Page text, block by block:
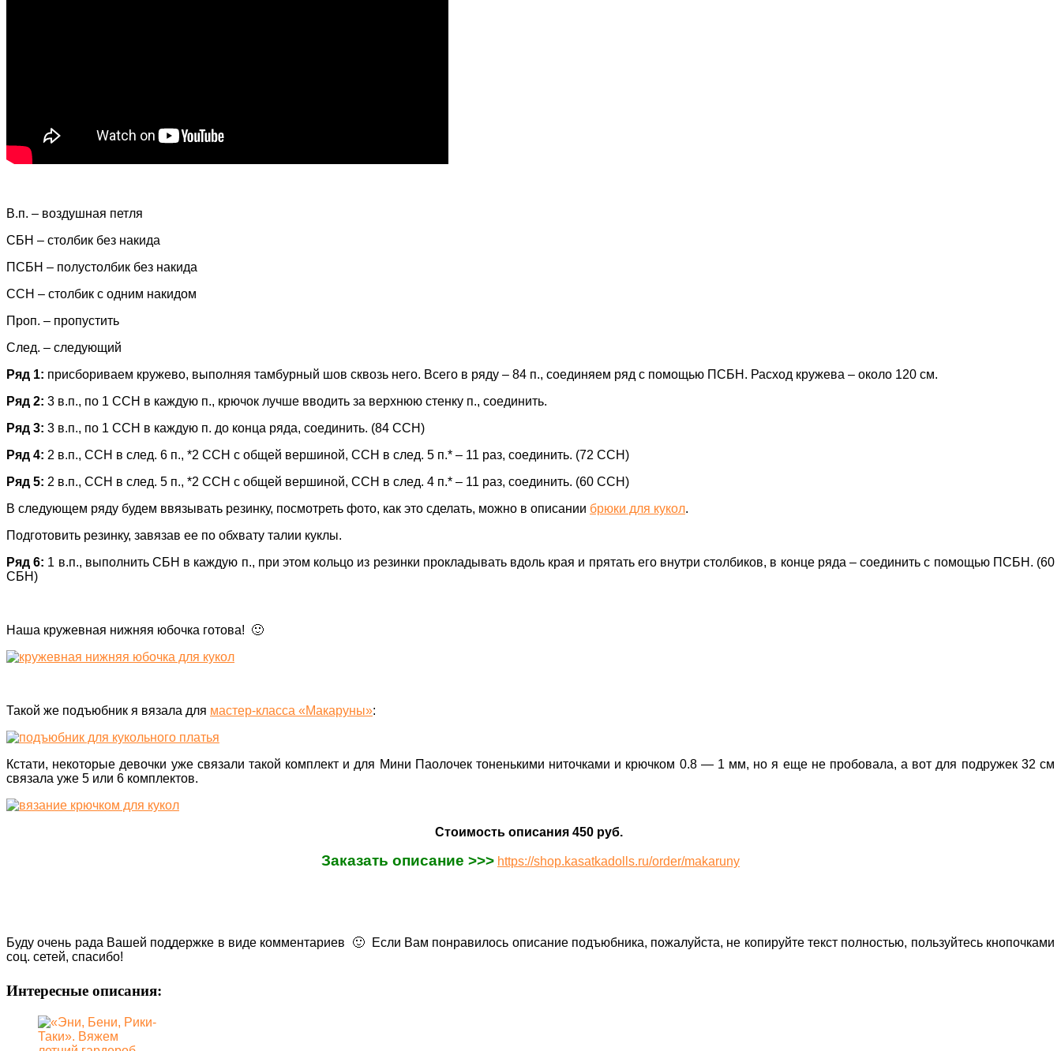
В.п. – воздушная петля
СБН – столбик без накида
ПСБН – полустолбик без накида
ССН – столбик с одним накидом
Проп. – пропустить
След. – следующий
Ряд 1: присбориваем кружево, выполняя тамбурный шов сквозь него. Всего в ряду – 84 п., соединяем ряд с помощью ПСБН. Расход кружева – около 120 см.
Ряд 2: 3 в.п., по 1 ССН в каждую п., крючок лучше вводить за верхнюю стенку п., соединить.
Ряд 3: 3 в.п., по 1 ССН в каждую п. до конца ряда, соединить. (84 ССН)
Ряд 4: 2 в.п., ССН в след. 6 п., *2 ССН с общей вершиной, ССН в след. 5 п.* – 11 раз, соединить. (72 ССН)
Ряд 5: 2 в.п., ССН в след. 5 п., *2 ССН с общей вершиной, ССН в след. 4 п.* – 11 раз, соединить. (60 ССН)
В следующем ряду будем ввязывать резинку, посмотреть фото, как это сделать, можно в описании брюки для кукол.
Подготовить резинку, завязав ее по обхвату талии куклы.
Ряд 6: 1 в.п., выполнить СБН в каждую п., при этом кольцо из резинки прокладывать вдоль края и прятать его внутри столбиков, в конце ряда – соединить с помощью ПСБН. (60
СБН)
Наша кружевная нижняя юбочка готова! 🙂
Такой же подъюбник я вязала для мастер-класса «Макаруны»:
Кстати, некоторые девочки уже связали такой комплект и для Мини Паолочек тоненькими ниточками и крючком 0.8 — 1 мм, но я еще не пробовала, а вот для подружек 32 см
связала уже 5 или 6 комплектов.
Стоимость описания 450 руб.
Заказать описание >>> https://shop.kasatkadolls.ru/order/makaruny
Буду очень рада Вашей поддержке в виде комментариев 🙂 Если Вам понравилось описание подъюбника, пожалуйста, не копируйте текст полностью, пользуйтесь кнопочками
соц. сетей, спасибо!
Интересные описания: